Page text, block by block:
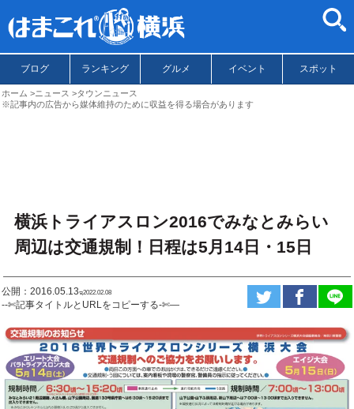
ブログ ランキング グルメ イベント スポット
ホーム ニュース
タウンニュース
※記事内の広告から媒体維持のために収益を得る場合があります
横浜トライアスロン2016でみなとみらい
周辺は交通規制！日程は5月14日・15日
公開：2016.05.13ಇ2022.02.08
--✄記事タイトルとURLをコピーする-✄—